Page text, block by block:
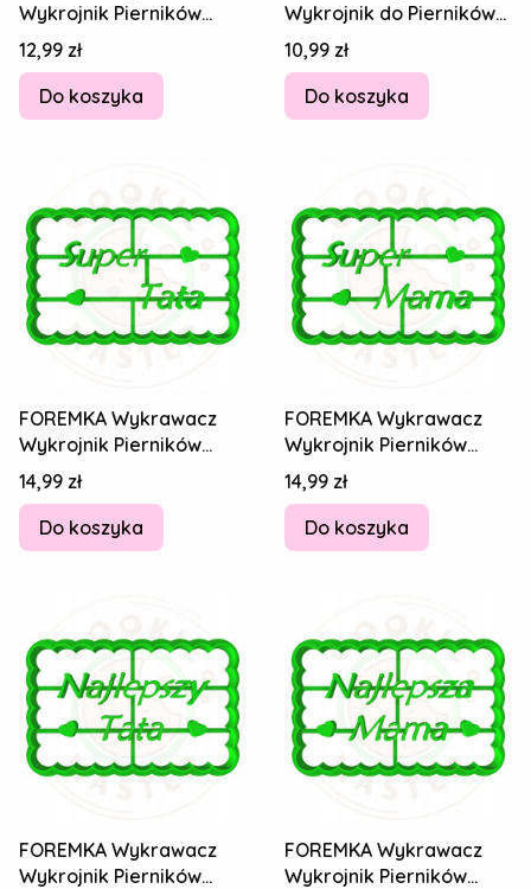
Wykrojnik Pierników
DZIEŃ TATY Ojca Serce
Napis Tatuś 8cm
Cena
12,99 zł
Do koszyka
Wykrojnik do Pierników
DZIEŃ TATY Ojca Napis
TATA 8cm
Cena
10,99 zł
Do koszyka
FOREMKA Wykrawacz
Wykrojnik Pierników
DZIEŃ TATY Ojca Napis
Super Tata 8cm
Cena
14,99 zł
Do koszyka
FOREMKA Wykrawacz
Wykrojnik Pierników
DZIEŃ MAMY Matki
Najlepsza Super Mama
Cena
14,99 zł
Do koszyka
FOREMKA Wykrawacz
Wykrojnik Pierników
FOREMKA Wykrawacz
Wykrojnik Pierników